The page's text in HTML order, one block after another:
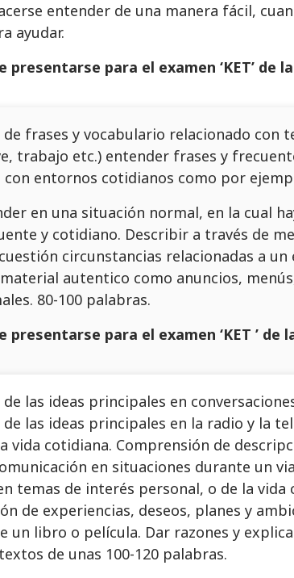
entender de una manera fácil,
ayudar.
presentarse para el examen ‘KET’ de
frases y vocabulario relacionado con
trabajo etc.) entender frases y
entornos cotidianos como por
en una situación normal, en la cual
y cotidiano. Describir a través de
circunstancias relacionadas a
autentico como anuncios,
80-100 palabras.
presentarse para el examen ‘KET ’ de
las ideas principales en
las ideas principales en la radio y la
vida cotidiana. Comprensión de
en situaciones durante un
temas de interés personal, o de la
de experiencias, deseos, planes y
un libro o película. Dar razones y
de unas 100-120 palabras.